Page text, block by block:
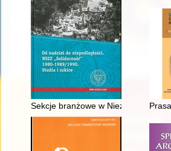
Sekcje branżowe w Niezależnym